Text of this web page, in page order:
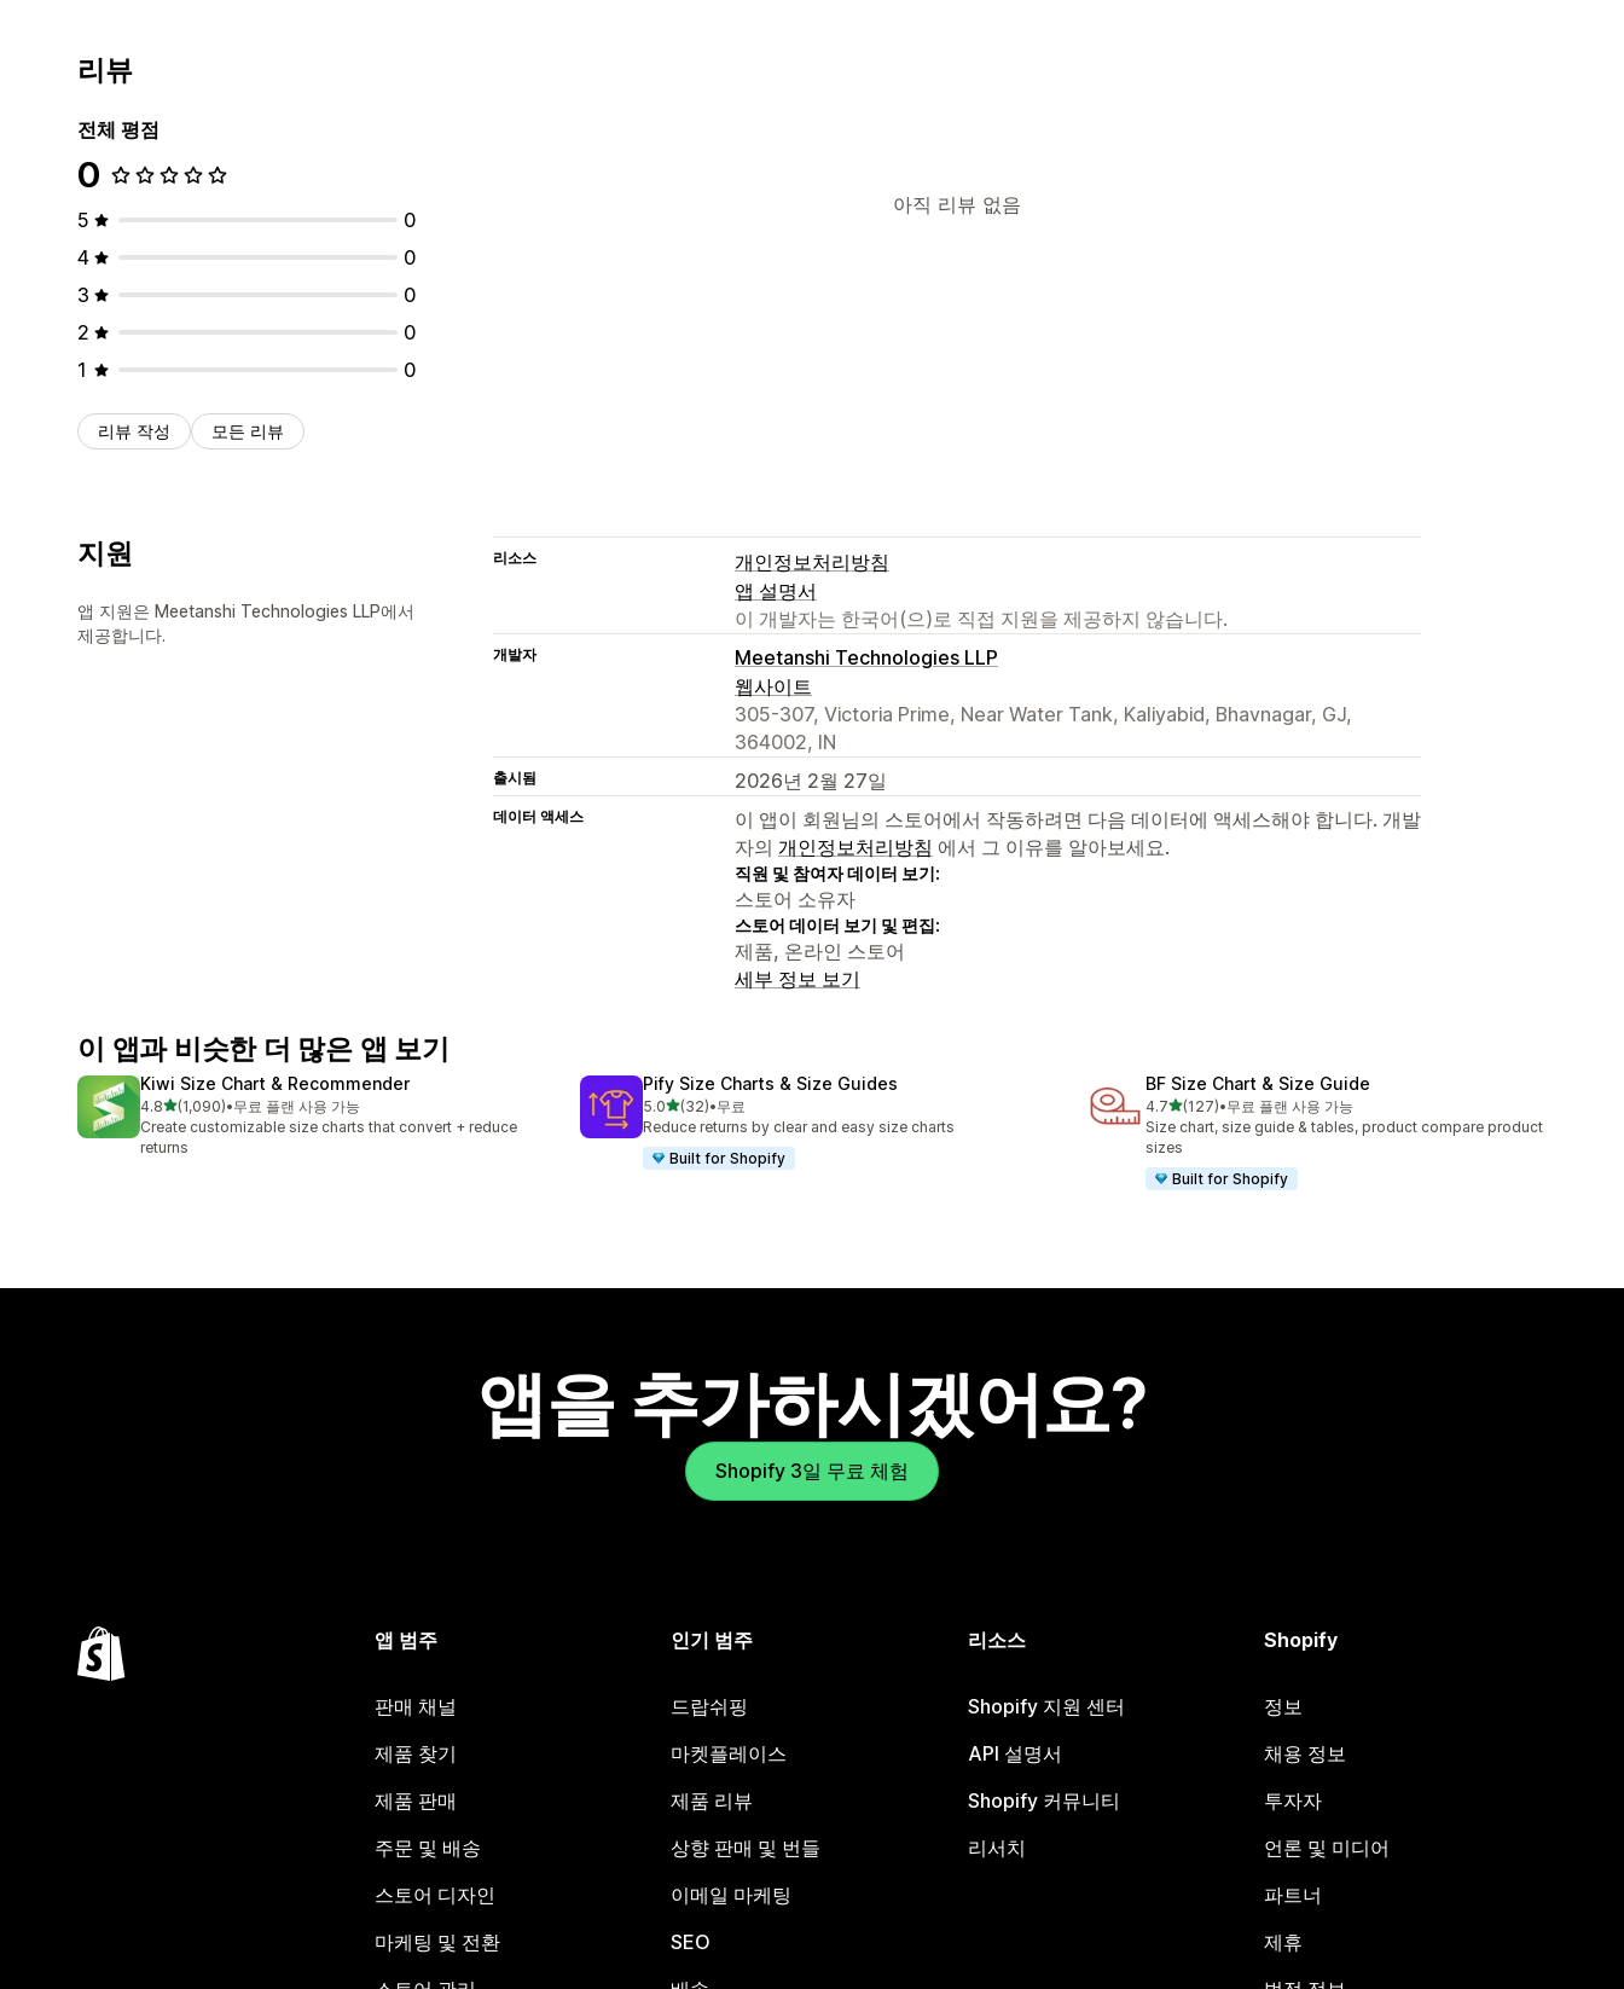
리뷰
전체 평점
0
5
0
4
0
3
0
2
0
1
0
리뷰 작성 모든 리뷰
아직 리뷰 없음
지원
앱 지원은 Meetanshi Technologies LLP에서
제공합니다.
리소스
개인정보처리방침
앱 설명서
이 개발자는 한국어(으)로 직접 지원을 제공하지 않습니다.
개발자
Meetanshi Technologies LLP
웹사이트
305-307, Victoria Prime, Near Water Tank, Kaliyabid, Bhavnagar, GJ,
364002, IN
출시됨 2026년 2월 27일
데이터 액세스
이 앱이 회원님의 스토어에서 작동하려면 다음 데이터에 액세스해야 합니다. 개발
자의 개인정보처리방침 에서 그 이유를 알아보세요.
직원 및 참여자 데이터 보기:
스토어 소유자
스토어 데이터 보기 및 편집:
제품, 온라인 스토어
세부 정보 보기
이 앱과 비슷한 더 많은 앱 보기
Kiwi Size Chart & Recommender
4.8별 5개 중
(1,090)
총 리뷰 1090개
•무료 플랜 사용 가능
Create customizable size charts that convert + reduce
returns
Pify Size Charts & Size Guides
5.0별 5개 중
(32)
총 리뷰 32개
•무료
Reduce returns by clear and easy size charts
Built for Shopify
BF Size Chart & Size Guide
4.7별 5개 중
(127)
총 리뷰 127개
•무료 플랜 사용 가능
Size chart, size guide & tables, product compare product
sizes
Built for Shopify
앱을 추가하시겠어요?
Shopify 3일 무료 체험
앱 범주
판매 채널
제품 찾기
제품 판매
주문 및 배송
스토어 디자인
마케팅 및 전환
인기 범주
드랍쉬핑
마켓플레이스
제품 리뷰
상향 판매 및 번들
이메일 마케팅
SEO
리소스
Shopify 지원 센터
API 설명서
Shopify 커뮤니티
리서치
Shopify
정보
채용 정보
투자자
언론 및 미디어
파트너
제휴